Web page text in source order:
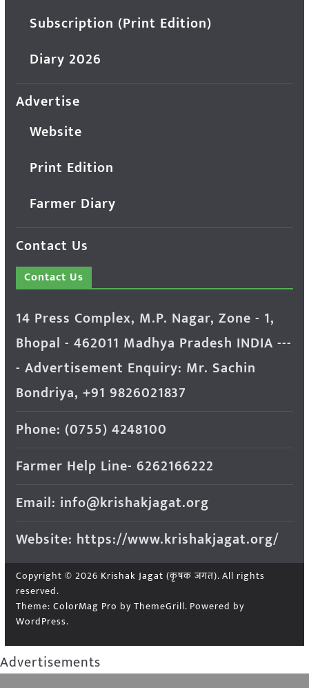
Subscription (Print Edition)
Diary 2026
Advertise
Website
Print Edition
Farmer Diary
Contact Us
Contact Us
14 Press Complex, M.P. Nagar, Zone - 1,
Bhopal - 462011 Madhya Pradesh INDIA ---
- Advertisement Enquiry: Mr. Sachin
Bondriya, +91 9826021837
Phone: (0755) 4248100
Farmer Help Line- 6262166222
Email: info@krishakjagat.org
Website: https://www.krishakjagat.org/
Copyright © 2026 Krishak Jagat (कृषक जगत). All rights
reserved.
Theme: ColorMag Pro by ThemeGrill. Powered by
WordPress.
Advertisements